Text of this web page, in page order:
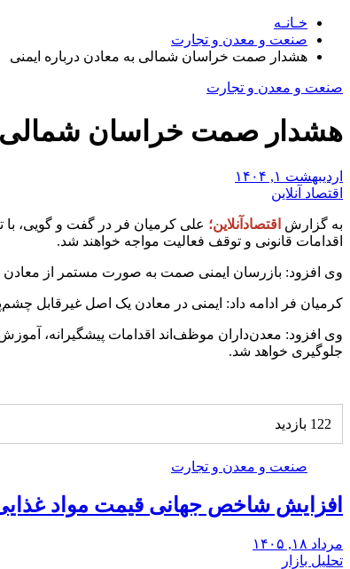
خـانـه
صنعت و معدن و تجارت
هشدار صمت خراسان شمالی به معادن درباره ایمنی
صنعت و معدن و تجارت
هشدار صمت خراسان شمالی
اردیبهشت ۱, ۱۴۰۴
اقتصاد آنلاین
به گزارش اقتصادآنلاین؛ علی کرمیان فر در گفت و گویی، با
اقدامات قانونی و توقف فعالیت مواجه خواهند شد.
وی افزود: بازرسان ایمنی صمت به ‌صورت مستمر از معادن
کرمیان فر ادامه داد: ایمنی در معادن یک اصل غیرقابل
وی افزود: معدن‌داران موظف‌اند اقدامات پیشگیرانه،
جلوگیری خواهد شد.
122 بازدید
صنعت و معدن و تجارت
افزایش شاخص جهانی قیمت مواد غذایی
مرداد ۱۸, ۱۴۰۵
تحلیل بازار